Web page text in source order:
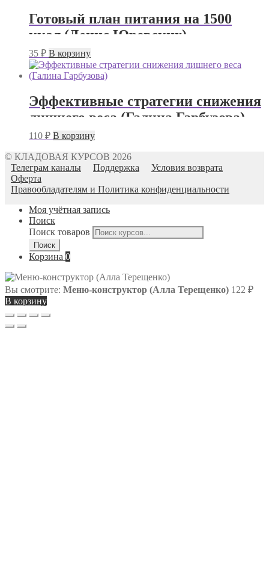
Готовый план питания на 1500
ккал (Денис Юровских)
35 ₽ В корзину
Эффективные стратегии снижения
лишнего веса (Галина Гарбузова)
110 ₽ В корзину
© КЛАДОВАЯ КУРСОВ 2026
Телеграм каналы
Поддержка
Условия возврата
Оферта
Правообладателям и Политика конфиденциальности
Моя учётная запись
Поиск
Поиск товаров
Поиск
Корзина 0
Вы смотрите: Меню-конструктор (Алла Терещенко) 122 ₽
В корзину